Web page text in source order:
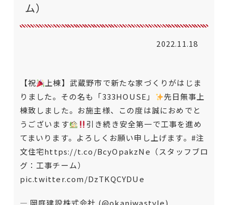
ム）
2022.11.18
【祝
上棟】武蔵野市で新たな家づくりがはじま
りました。その名も「333HOUSE」
先日無事上
棟致しました。お施主様、この度は誠におめでと
うございます
引き続き安全第一で工事を進め
てまいります。よろしくお願い申し上げます。 #注
文住宅https://t.co/BcyOpakzNe （スタッフブロ
グ：工事チーム）
pic.twitter.com/DzTKQCYDUe
— 岡庭建設株式会社 (@okaniwastyle)